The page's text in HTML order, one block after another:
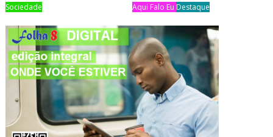
Sociedade Aqui Falo Eu Destaque